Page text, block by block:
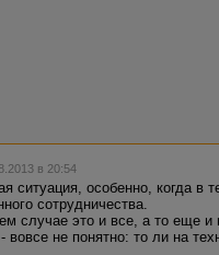
в 20:54
ситуация, особенно, когда в
сотрудничества.
случае это и все, а то еще и
вовсе не понятно: то ли на